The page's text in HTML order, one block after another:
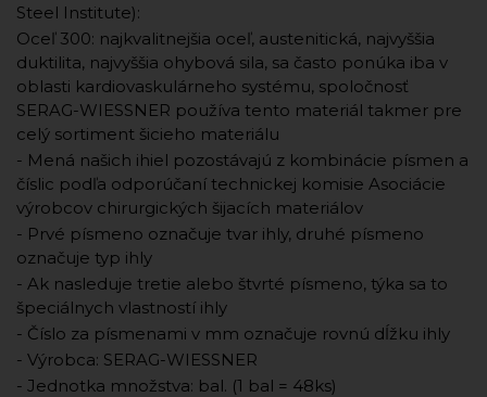
Steel Institute):
Oceľ 300: najkvalitnejšia oceľ, austenitická, najvyššia
duktilita, najvyššia ohybová sila, sa často ponúka iba v
oblasti kardiovaskulárneho systému, spoločnosť
SERAG-WIESSNER používa tento materiál takmer pre
celý sortiment šicieho materiálu
- Mená našich ihiel pozostávajú z kombinácie písmen a
číslic podľa odporúčaní technickej komisie Asociácie
výrobcov chirurgických šijacích materiálov
- Prvé písmeno označuje tvar ihly, druhé písmeno
označuje typ ihly
- Ak nasleduje tretie alebo štvrté písmeno, týka sa to
špeciálnych vlastností ihly
- Číslo za písmenami v mm označuje rovnú dĺžku ihly
- Výrobca: SERAG-WIESSNER
- Jednotka množstva: bal. (1 bal = 48ks)